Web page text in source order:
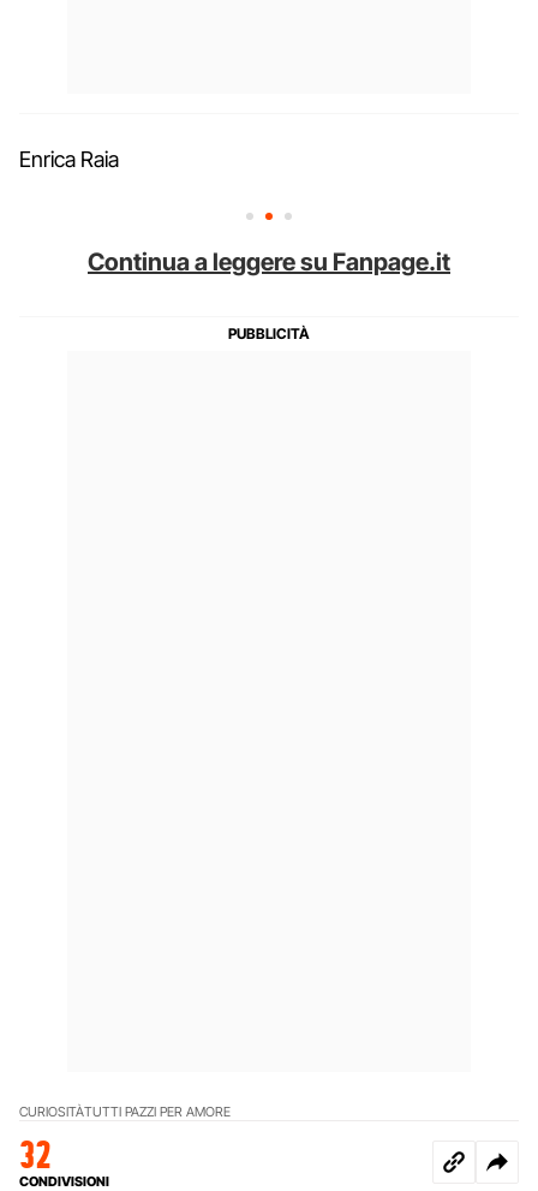
Enrica Raia
Continua a leggere su Fanpage.it
CURIOSITÀTUTTI PAZZI PER AMORE
32
CONDIVISIONI